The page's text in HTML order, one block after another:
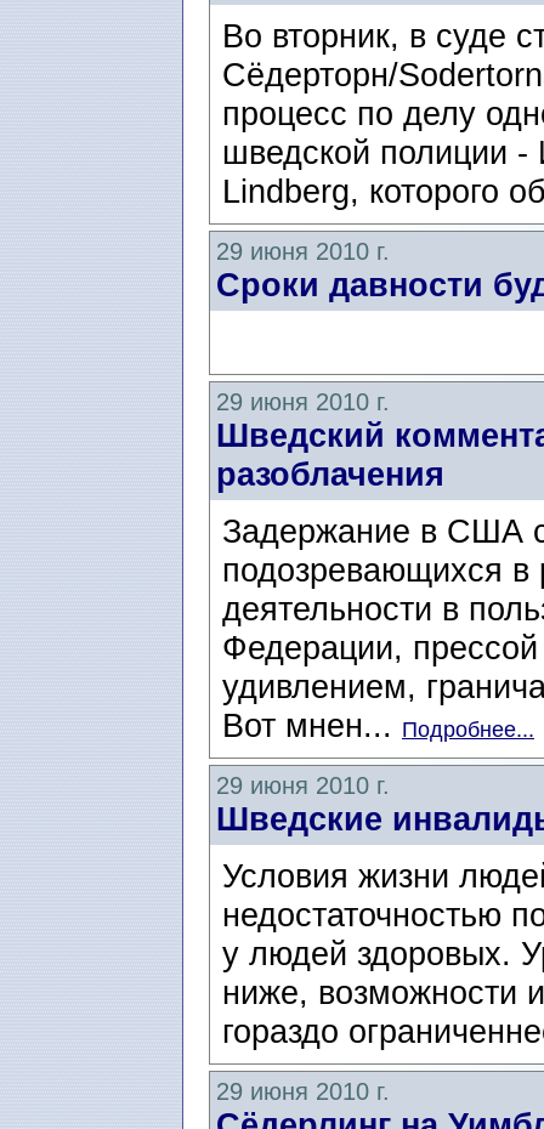
Во вторник, в суде
Сёдерторн/
процесс по делу
шведской полиции -
Lindberg, которого
29 июня 2010 г.
Сроки давности
29 июня 2010 г.
Шведский
разоблачения
Задержание в США
подозревающихся в
деятельности в
Федерации,
удивлением,
Вот мнен... Подробнее...
29 июня 2010 г.
Шведские
Условия жизни
недостаточностью
у людей здоровых.
ниже, возможности
гораздо
29 июня 2010 г.